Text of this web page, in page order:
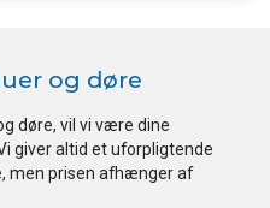
og døre
døre, vil vi være dine
giver altid et uforpligtende
men prisen afhænger af